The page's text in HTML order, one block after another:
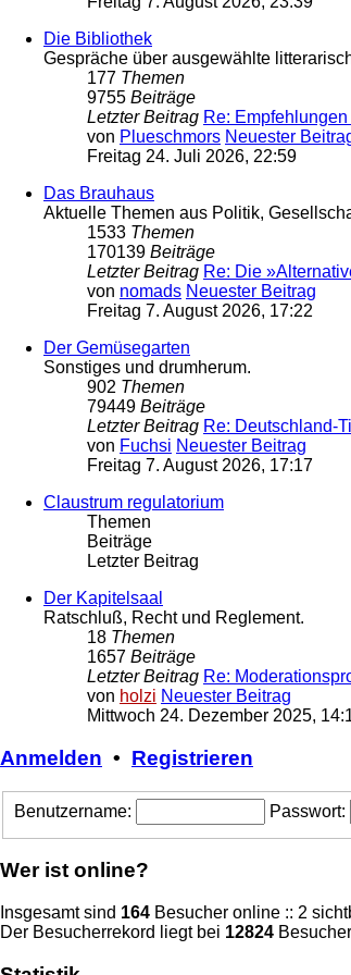
Die Bibliothek
Gespräche über ausgewählte
177 Themen
9755 Beiträge
Letzter Beitrag Re:
von Plueschmors Neuester
Freitag 24. Juli 2026, 22:59
Das Brauhaus
Aktuelle Themen aus Politik,
1533 Themen
170139 Beiträge
Letzter Beitrag Re: Die
von nomads Neuester Beitrag
Freitag 7. August 2026, 17:22
Der Gemüsegarten
Sonstiges und drumherum.
902 Themen
79449 Beiträge
Letzter Beitrag Re: Deutschland-
von Fuchsi Neuester Beitrag
Freitag 7. August 2026, 17:17
Claustrum regulatorium
Themen
Beiträge
Letzter Beitrag
Der Kapitelsaal
Ratschluß, Recht und Reglement.
18 Themen
1657 Beiträge
Letzter Beitrag Re:
von holzi Neuester Beitrag
Mittwoch 24. Dezember 2025,
Anmelden • Registrieren
Benutzername: Passwort:
Wer ist online?
Insgesamt sind 164 Besucher online :: 2
Der Besucherrekord liegt bei 12824